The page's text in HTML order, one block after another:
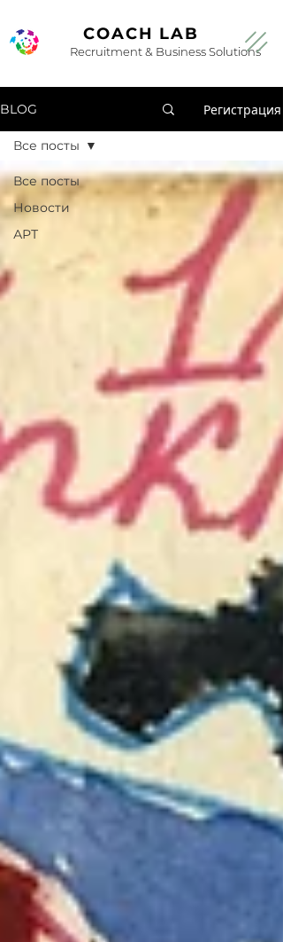
COACH LAB
Recruitment & Business Solutions
BLOG Регистрация
Все посты
Новости
АРТ
Все посты